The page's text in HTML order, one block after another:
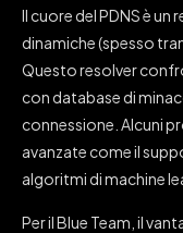
Il cuore del PDNS è
dinamiche (spesso
Questo resolver
con database di
connessione. Alcuni
avanzate come il
algoritmi di machine
Per il Blue Team, il